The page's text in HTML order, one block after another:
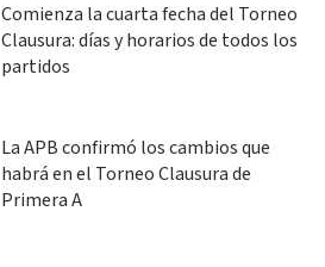
Comienza la cuarta fecha del Torneo
Clausura: días y horarios de todos los
partidos
La APB confirmó los cambios que
habrá en el Torneo Clausura de
Primera A